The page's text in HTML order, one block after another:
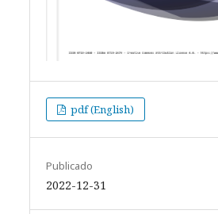
pdf (English)
Publicado
2022-12-31